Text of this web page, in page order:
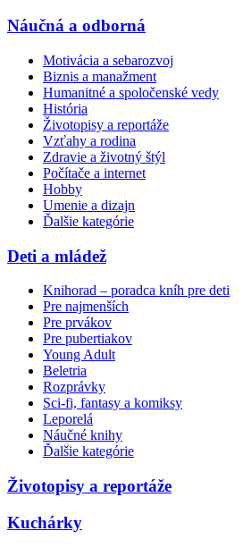
Náučná a odborná
Motivácia a sebarozvoj
Biznis a manažment
Humanitné a spoločenské vedy
História
Životopisy a reportáže
Vzťahy a rodina
Zdravie a životný štýl
Počítače a internet
Hobby
Umenie a dizajn
Ďalšie kategórie
Deti a mládež
Knihorad – poradca kníh pre deti
Pre najmenších
Pre prvákov
Pre pubertiakov
Young Adult
Beletria
Rozprávky
Sci-fi, fantasy a komiksy
Leporelá
Náučné knihy
Ďalšie kategórie
Životopisy a reportáže
Kuchárky